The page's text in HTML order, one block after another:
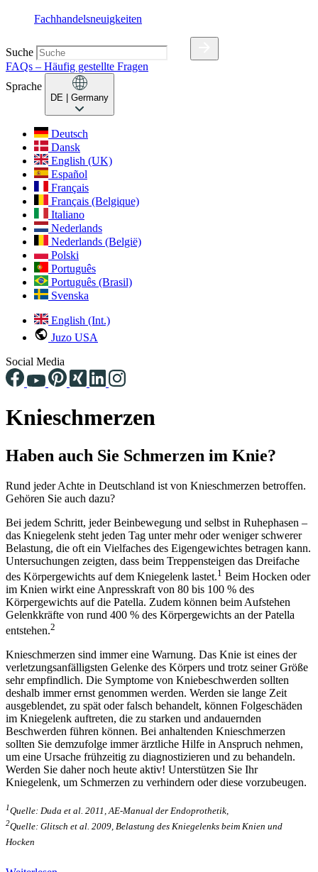
Fachhandelsneuigkeiten
Suche
FAQs – Häufig gestellte Fragen
Sprache
DE | Germany
Deutsch
Dansk
English (UK)
Español
Français
Français (Belgique)
Italiano
Nederlands
Nederlands (België)
Polski
Português
Português (Brasil)
Svenska
English (Int.)
Juzo USA
Social Media
Knieschmerzen
Haben auch Sie Schmerzen im Knie?
Rund jeder Achte in Deutschland ist von Knieschmerzen betroffen.
Gehören Sie auch dazu?
Bei jedem Schritt, jeder Beinbewegung und selbst in Ruhephasen –
das Kniegelenk steht jeden Tag unter mehr oder weniger schwerer
Belastung, die oft ein Vielfaches des Eigengewichtes betragen kann.
Untersuchungen zeigten, dass beim Treppensteigen das Dreifache
des Körpergewichts auf dem Kniegelenk lastet.1 Beim Hocken oder
im Knien wirkt eine Anpresskraft von 80 bis 100 % des
Körpergewichts auf die Patella. Zudem können beim Aufstehen
Gelenkkräfte von rund 400 % des Körpergewichts an der Patella
entstehen.2
Knieschmerzen sind immer eine Warnung. Das Knie ist eines der
verletzungsanfälligsten Gelenke des Körpers und trotz seiner Größe
sehr empfindlich. Die Symptome von Kniebeschwerden sollten
deshalb immer ernst genommen werden. Werden sie lange Zeit
ausgeblendet, zu spät oder falsch behandelt, können Folgeschäden
im Kniegelenk auftreten, die zu starken und andauernden
Beschwerden führen können. Bei anhaltenden Knieschmerzen
sollten Sie demzufolge immer ärztliche Hilfe in Anspruch nehmen,
um eine Ursache frühzeitig zu diagnostizieren und zu behandeln.
Werden Sie daher noch heute aktiv! Unterstützen Sie Ihr
Kniegelenk, um Schmerzen zu verhindern oder diese vorzubeugen.
1Quelle: Duda et al. 2011, AE-Manual der Endoprothetik,
2Quelle: Glitsch et al. 2009, Belastung des Kniegelenks beim Knien und
Hocken